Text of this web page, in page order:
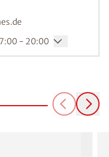
- 20:00